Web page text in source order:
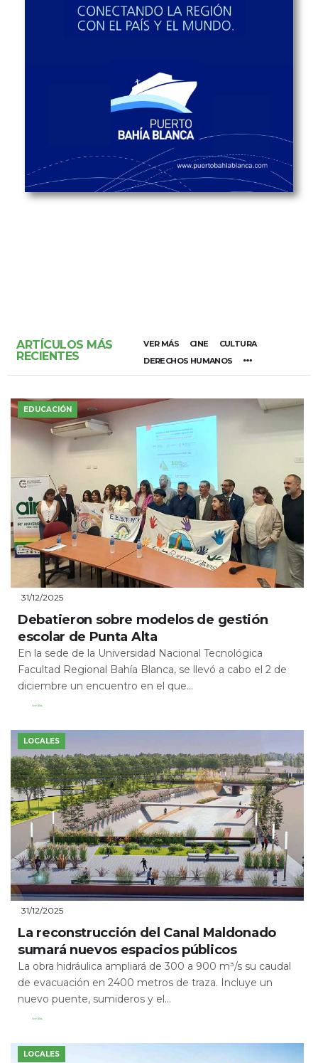
ARTÍCULOS MÁS
RECIENTES
VER MÁS CINE
CULTURA
DERECHOS HUMANOS
EDUCACIÓN
31/12/2025
Debatieron sobre modelos de gestión
escolar de Punta Alta
En la sede de la Universidad Nacional Tecnológica
Facultad Regional Bahía Blanca, se llevó a cabo el 2 de
diciembre un encuentro en el que...
Leer Más
LOCALES
31/12/2025
La reconstrucción del Canal Maldonado
sumará nuevos espacios públicos
La obra hidráulica ampliará de 300 a 900 m³/s su caudal
de evacuación en 2400 metros de traza. Incluye un
nuevo puente, sumideros y el...
Leer Más
LOCALES